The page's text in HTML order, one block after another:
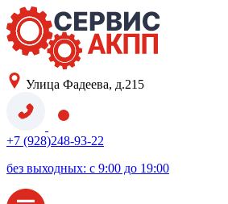
Улица Фадеева, д.215
+7 (928)248-93-22
без выходных: с 9:00 до 19:00